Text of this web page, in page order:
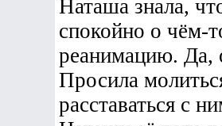
Наташа знала,
спокойно о чём-
реанимацию. Да,
Просила
расставаться с